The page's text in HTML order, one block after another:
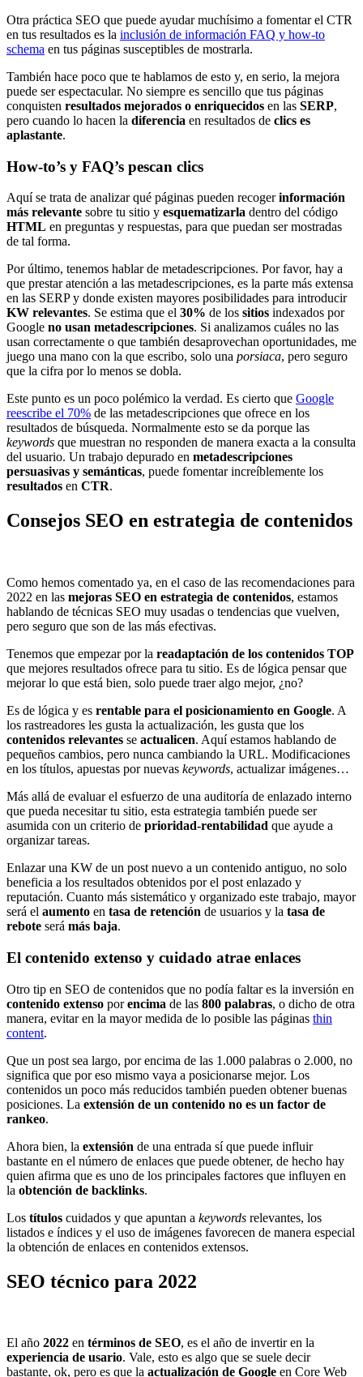
Otra práctica SEO que puede ayudar muchísimo a fomentar el CTR
en tus resultados es la inclusión de información FAQ y how-to
schema en tus páginas susceptibles de mostrarla.
También hace poco que te hablamos de esto y, en serio, la mejora
puede ser espectacular. No siempre es sencillo que tus páginas
conquisten resultados mejorados o enriquecidos en las SERP,
pero cuando lo hacen la diferencia en resultados de clics es
aplastante.
How-to’s y FAQ’s pescan clics
Aquí se trata de analizar qué páginas pueden recogerinformación
más relevante sobre tu sitio y esquematizarla dentro del código
HTML en preguntas y respuestas, para que puedan ser mostradas
de tal forma.
Por último, tenemos hablar de metadescripciones. Por favor, hay a
que prestar atención a las metadescripciones, es la parte más extensa
en las SERP y donde existen mayores posibilidades para introducir
KW relevantes. Se estima que el 30% de los sitios indexados por
Google no usan metadescripciones. Si analizamos cuáles no las
usan correctamente o que también desaprovechan oportunidades, me
juego una mano con la que escribo, solo una porsiaca, pero seguro
que la cifra por lo menos se dobla.
Este punto es un poco polémico la verdad. Es cierto que Google
reescribe el 70% de las metadescripciones que ofrece en los
resultados de búsqueda. Normalmente esto se da porque las
keywords que muestran no responden de manera exacta a la consulta
del usuario. Un trabajo depurado en metadescripciones
persuasivas y semánticas, puede fomentar increíblemente los
resultados en CTR.
Consejos SEO en estrategia de contenidos
Como hemos comentado ya, en el caso de las recomendaciones para
2022 en las mejoras SEO en estrategia de contenidos, estamos
hablando de técnicas SEO muy usadas o tendencias que vuelven,
pero seguro que son de las más efectivas.
Tenemos que empezar por la readaptación de los contenidos TOP
que mejores resultados ofrece para tu sitio. Es de lógica pensar que
mejorar lo que está bien, solo puede traer algo mejor, ¿no?
Es de lógica y es rentable para el posicionamiento en Google. A
los rastreadores les gusta la actualización, les gusta que los
contenidos relevantes se actualicen. Aquí estamos hablando de
pequeños cambios, pero nunca cambiando la URL. Modificaciones
en los títulos, apuestas por nuevas keywords, actualizar imágenes…
Más allá de evaluar el esfuerzo de una auditoría de enlazado interno
que pueda necesitar tu sitio, esta estrategia también puede ser
asumida con un criterio de prioridad-rentabilidad que ayude a
organizar tareas.
Enlazar una KW de un post nuevo a un contenido antiguo, no solo
beneficia a los resultados obtenidos por el post enlazado y
reputación. Cuanto más sistemático y organizado este trabajo, mayor
será el aumento en tasa de retención de usuarios y la tasa de
rebote será más baja.
El contenido extenso y cuidado atrae enlaces
Otro tip en SEO de contenidos que no podía faltar es la inversión en
contenido extenso porencima de las 800 palabras, o dicho de otra
manera, evitar en la mayor medida de lo posible las páginas thin
content.
Que un post sea largo, por encima de las 1.000 palabras o 2.000, no
significa que por eso mismo vaya a posicionarse mejor. Los
contenidos un poco más reducidos también pueden obtener buenas
posiciones. La extensión de un contenido no es un factor de
rankeo.
Ahora bien, la extensión de una entrada sí que puede influir
bastante en el número de enlaces que puede obtener, de hecho hay
quien afirma que es uno de los principales factores que influyen en
la obtención de backlinks.
Los títulos cuidados y que apuntan a keywords relevantes, los
listados e índices y el uso de imágenes favorecen de manera especial
la obtención de enlaces en contenidos extensos.
SEO técnico para 2022
El año 2022 en términos de SEO, es el año de invertir en la
experiencia de usario. Vale, esto es algo que se suele decir
bastante, ok, pero es que la actualización de Google en Core Web